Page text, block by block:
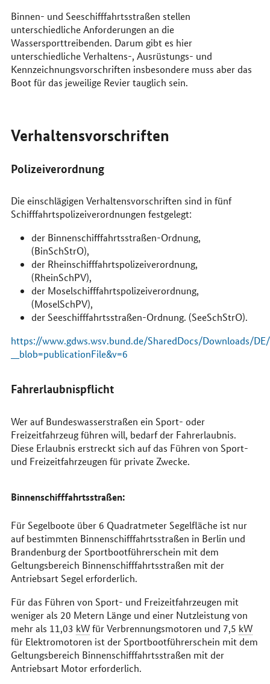
Binnen- und Seeschifffahrtsstraßen stellen
unterschiedliche Anforderungen an die
Wassersporttreibenden. Darum gibt es hier
unterschiedliche Verhaltens-, Ausrüstungs- und
Kennzeichnungsvorschriften insbesondere muss aber das
Boot für das jeweilige Revier tauglich sein.
Verhaltensvorschriften
Polizeiverordnung
Die einschlägigen Verhaltensvorschriften sind in fünf
Schifffahrtspolizeiverordnungen festgelegt:
der Binnenschifffahrtsstraßen-Ordnung,
(BinSchStrO),
der Rheinschifffahrtspolizeiverordnung,
(RheinSchPV),
der Moselschifffahrtspolizeiverordnung,
(MoselSchPV),
der Seeschifffahrtsstraßen-Ordnung. (SeeSchStrO).
https://www.gdws.wsv.bund.de/SharedDocs/Downloads/
__blob=publicationFile&v=6
Fahrerlaubnispflicht
Wer auf Bundeswasserstraßen ein Sport- oder
Freizeitfahrzeug führen will, bedarf der Fahrerlaubnis.
Diese Erlaubnis erstreckt sich auf das Führen von Sport-
und Freizeitfahrzeugen für private Zwecke.
Binnenschifffahrtsstraßen:
Für Segelboote über 6 Quadratmeter Segelfläche ist nur
auf bestimmten Binnenschifffahrtsstraßen in Berlin und
Brandenburg der Sportbootführerschein mit dem
Geltungsbereich Binnenschifffahrtsstraßen mit der
Antriebsart Segel erforderlich.
Für das Führen von Sport- und Freizeitfahrzeugen mit
weniger als 20 Metern Länge und einer Nutzleistung von
mehr als 11,03 kWfür Verbrennungsmotoren und 7,5 kW
für Elektromotoren ist der Sportbootführerschein mit dem
Geltungsbereich Binnenschifffahrtsstraßen mit der
Antriebsart Motor erforderlich.